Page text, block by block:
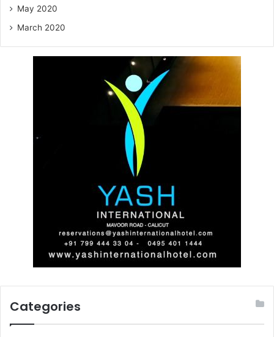
May 2020
March 2020
Categories